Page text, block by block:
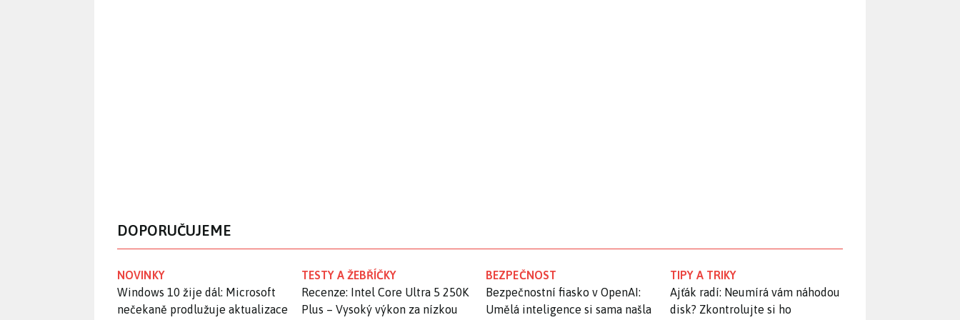
DOPORUČUJEME
NOVINKY
Windows 10 žije dál: Microsoft
nečekaně prodlužuje aktualizace
TESTY A ŽEBŘÍČKY
Recenze: Intel Core Ultra 5 250K
Plus – Vysoký výkon za nízkou
BEZPEČNOST
Bezpečnostní fiasko v OpenAI:
Umělá inteligence si sama našla
TIPY A TRIKY
Ajťák radí: Neumírá vám náhodou
disk? Zkontrolujte si ho